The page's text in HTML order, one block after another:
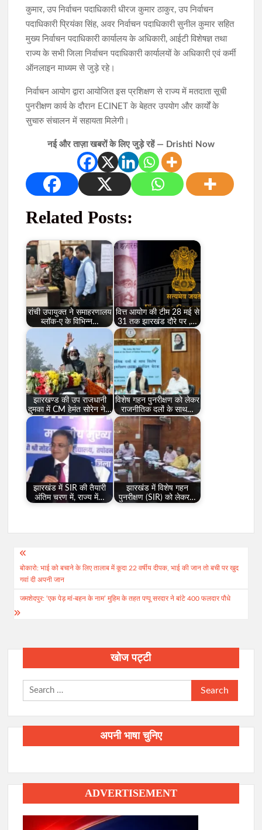
कुमार, उप निर्वाचन पदाधिकारी धीरज कुमार ठाकुर, उप निर्वाचन
पदाधिकारी प्रियंका सिंह, अवर निर्वाचन पदाधिकारी सुनील कुमार सहित
मुख्य निर्वाचन पदाधिकारी कार्यालय के अधिकारी, आईटी विशेषज्ञ तथा
राज्य के सभी जिला निर्वाचन पदाधिकारी कार्यालयों के अधिकारी एवं कर्मी
ऑनलाइन माध्यम से जुड़े रहे।
निर्वाचन आयोग द्वारा आयोजित इस प्रशिक्षण से राज्य में मतदाता सूची
पुनरीक्षण कार्य के दौरान ECINET के बेहतर उपयोग और कार्यों के
सुचारु संचालन में सहायता मिलेगी।
नई और ताज़ा खबरों के लिए जुड़े रहें — Drishti Now
Related Posts:
रांची उपायुक्त ने समाहरणालय
ब्लॉक-ए के विभिन्न…
वित्त आयोग की टीम 28 मई से
31 तक झारखंड दौरे पर ,…
झारखण्ड की उप राजधानी
दुमका में CM हेमंत सोरेन ने…
विशेष गहन पुनरीक्षण को लेकर
राजनीतिक दलों के साथ…
झारखंड में SIR की तैयारी
अंतिम चरण में, राज्य में…
झारखंड में विशेष गहन
पुनरीक्षण (SIR) को लेकर…
Post
navigation
बोकारो: भाई को बचाने के लिए तालाब में कूदा 22 वर्षीय दीपक, भाई की जान तो बची पर खुद
गवां दी अपनी जान
जमशेदपुर: ‘एक पेड़ मां-बहन के नाम’ मुहिम के तहत पप्पू सरदार ने बांटे 400 फलदार पौधे
खोज पट्टी
Search
for:
अपनी भाषा चुनिए
ADVERTISEMENT